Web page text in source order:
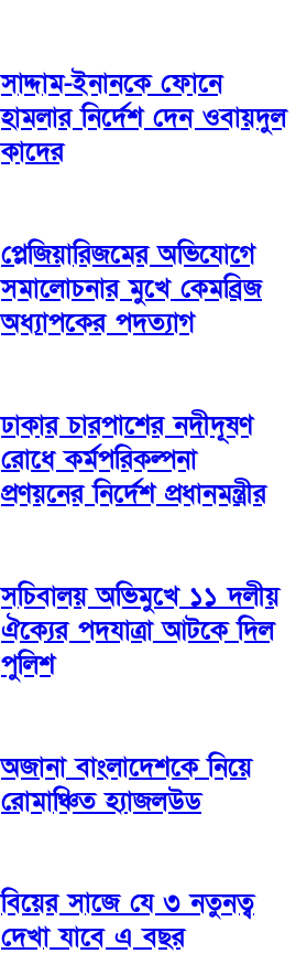
সাদ্দাম-ইনানকে ফোনে
হামলার নির্দেশ দেন ওবায়দুল
কাদের
প্লেজিয়ারিজমের অভিযোগে
সমালোচনার মুখে কেমব্রিজ
অধ্যাপকের পদত্যাগ
ঢাকার চারপাশের নদীদূষণ
রোধে কর্মপরিকল্পনা
প্রণয়নের নির্দেশ প্রধানমন্ত্রীর
সচিবালয় অভিমুখে ১১ দলীয়
ঐক্যের পদযাত্রা আটকে দিল
পুলিশ
অজানা বাংলাদেশকে নিয়ে
রোমাঞ্চিত হ্যাজলউড
বিয়ের সাজে যে ৩ নতুনত্ব
দেখা যাবে এ বছর